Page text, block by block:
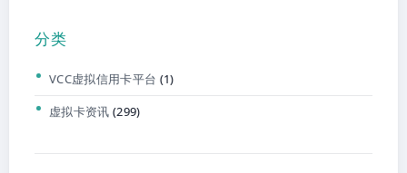
分类
VCC虚拟信用卡平台 (1)
虚拟卡资讯 (299)